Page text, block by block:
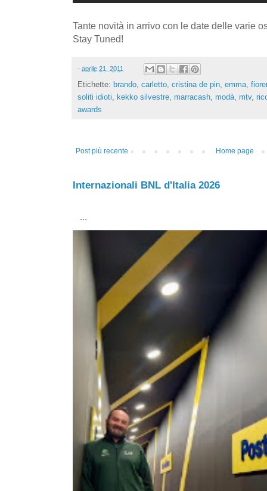
Tante novità in arrivo con le date delle varie
Stay Tuned!
- aprile 21, 2011
Etichette: brando, carletto, cristina de pin, emma,
soliti idioti, kekko silvestre, marracash, modà, mtv,
awards
Post più recente Home page
Internazionali BNL d'Italia 2026
...